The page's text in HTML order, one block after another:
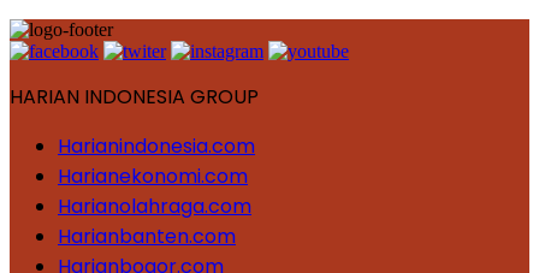
HARIAN INDONESIA GROUP
Harianindonesia.com
Harianekonomi.com
Harianolahraga.com
Harianbanten.com
Harianbogor.com